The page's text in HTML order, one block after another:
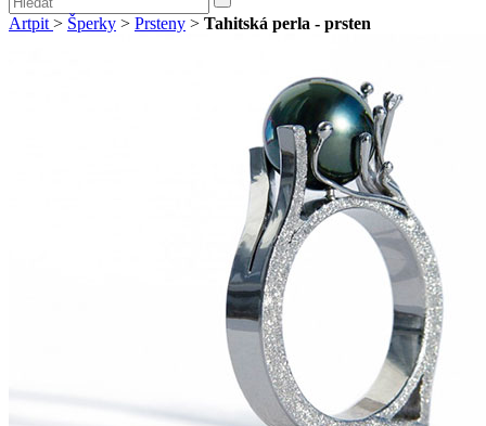
Artpit > Šperky > Prsteny > Tahitská perla - prsten